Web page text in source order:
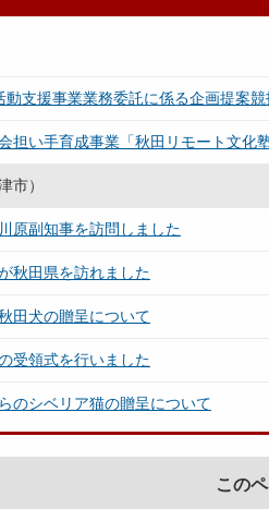
支援事業業務委託に係る企画提案
い手育成事業「秋田リモート文化
市）
原副知事を訪問しました
秋田県を訪れました
田犬の贈呈について
受領式を行いました
のシベリア猫の贈呈について
この